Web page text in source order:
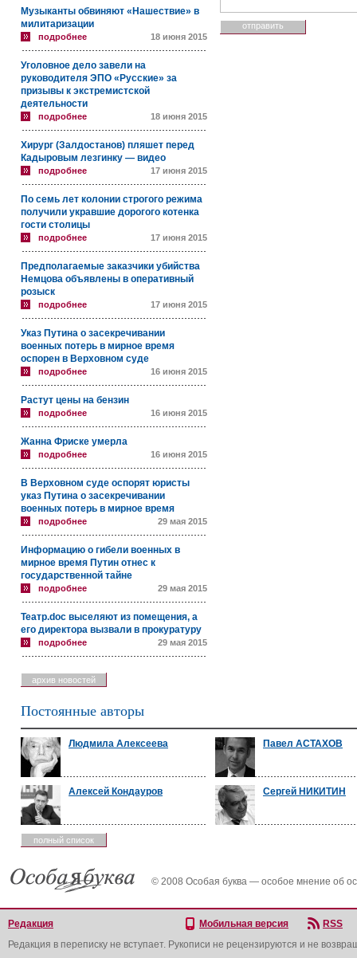
Музыканты обвиняют «Нашествие» в
милитаризации
подробнее 18 июня 2015
Уголовное дело завели на
руководителя ЭПО «Русские» за
призывы к экстремистской
деятельности
подробнее 18 июня 2015
Хирург (Залдостанов) пляшет перед
Кадыровым лезгинку — видео
подробнее 17 июня 2015
По семь лет колонии строгого режима
получили укравшие дорогого котенка
гости столицы
подробнее 17 июня 2015
Предполагаемые заказчики убийства
Немцова объявлены в оперативный
розыск
подробнее 17 июня 2015
Указ Путина о засекречивании
военных потерь в мирное время
оспорен в Верховном суде
подробнее 16 июня 2015
Растут цены на бензин
подробнее 16 июня 2015
Жанна Фриске умерла
подробнее 16 июня 2015
В Верховном суде оспорят юристы
указ Путина о засекречивании
военных потерь в мирное время
подробнее 29 мая 2015
Информацию о гибели военных в
мирное время Путин отнес к
государственной тайне
подробнее 29 мая 2015
Театр.doc выселяют из помещения, а
его директора вызвали в прокуратуру
подробнее 29 мая 2015
архив новостей
Постоянные авторы
Людмила Алексеева Павел АСТАХОВ
Алексей Кондауров Сергей НИКИТИН
полный список
© 2008 Особая буква — особое мнение об
Редакция Мобильная версия
RSS
Редакция в переписку не вступает. Рукописи не рецензируются и не